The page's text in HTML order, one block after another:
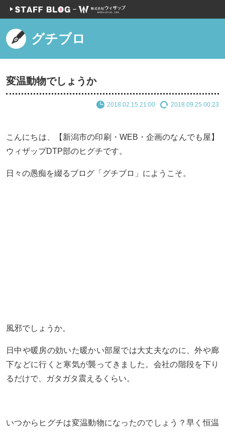
グチブロ
変温動物でしょうか
2018.02.15 21:00 2018.09.25 00:23
こんにちは、【新潟市の印刷・WEB・企画のなんでも屋】
ウィザップDTP部のヒグチです。
日々の愚痴を綴るブログ「グチブロ」にようこそ。
風邪でしょうか。
日中や暖房の効いた暖かい部屋では大丈夫なのに、外や廊
下などに行くと寒気が襲ってきました。会社の階段を下り
るだけで、ガタガタ震えるくらい。
いつからヒグチは変温動物になったのでしょう？早く恒温